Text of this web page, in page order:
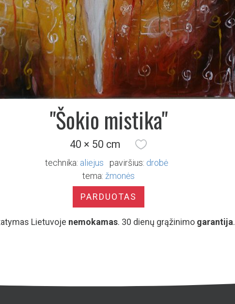
"Šokio mistika"
40 × 50 cm
technika: aliejus paviršius: drobė
tema: žmonės
PARDUOTAS
Lietuvoje nemokamas. 30 dienų grąžinimo garantija.